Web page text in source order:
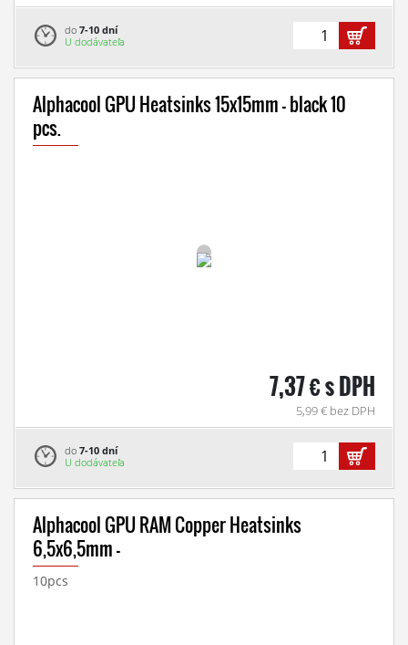
do 7-10 dní
U dodávateľa
Alphacool GPU Heatsinks 15x15mm - black 10
pcs.
7,37 € s DPH
5,99 € bez DPH
do 7-10 dní
U dodávateľa
Alphacool GPU RAM Copper Heatsinks
6,5x6,5mm -
10pcs